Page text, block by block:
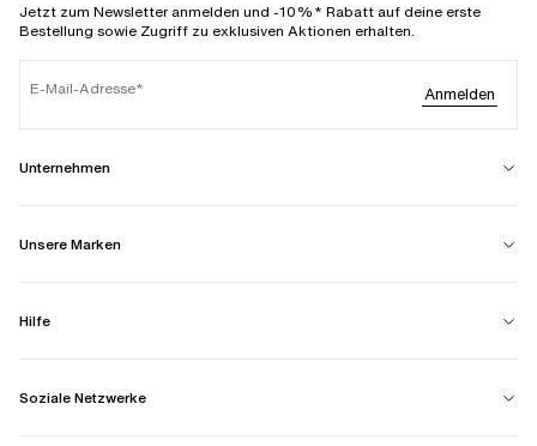
Jetzt zum Newsletter anmelden und -10%* Rabatt auf deine erste
Bestellung sowie Zugriff zu exklusiven Aktionen erhalten.
E-Mail-Adresse Anmelden
Unternehmen
Unsere Marken
Hilfe
Soziale Netzwerke